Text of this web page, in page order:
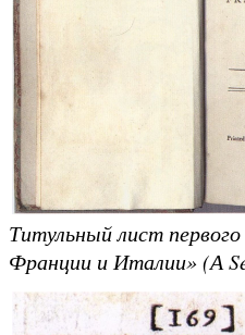
Титульный лист
Франции и Италии» (А